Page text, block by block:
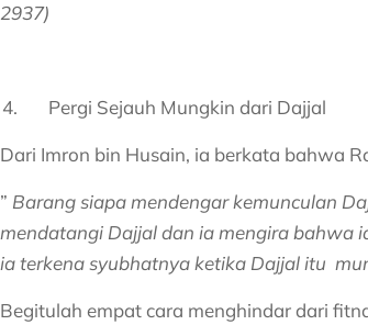
2937)
Pergi Sejauh Mungkin dari Dajjal
Dari Imron bin Husain, ia berkata bahwa
” Barang siapa mendengar kemunculan
mendatangi Dajjal dan ia mengira bahwa
ia terkena syubhatnya ketika Dajjal itu
Begitulah empat cara menghindar dari